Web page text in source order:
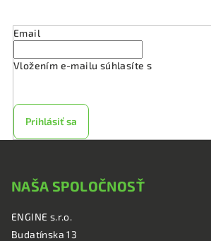
Email
Vložením e-mailu súhlasíte s
Prihlásiť sa
NAŠA SPOLOČNOSŤ
ENGINE s.r.o.
Budatínska 13